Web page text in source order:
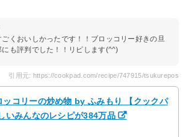
ごくおいしかったです！！ブロッコリー好きの旦
にも評判でした！！リピします(^^)
引用元: https://cookpad.com/recipe/747915/tsukurepos
ッコリーの炒め物 by ふみもり 【クックパ
いみんなのレシピが384万品